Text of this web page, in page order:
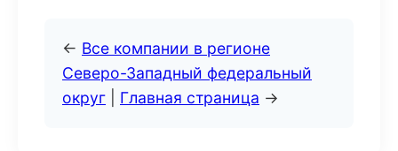
← Все компании в регионе
Северо-Западный федеральный
округ
Главная страница →